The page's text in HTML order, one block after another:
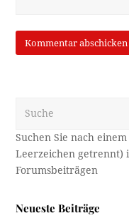
Neueste Beiträge